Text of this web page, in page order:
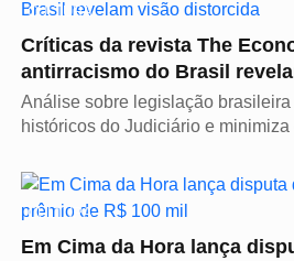
CULTURA
Críticas da revista The
antirracismo do Brasil
Análise sobre legislação
históricos do Judiciário e
CULTURA
Em Cima da Hora lança